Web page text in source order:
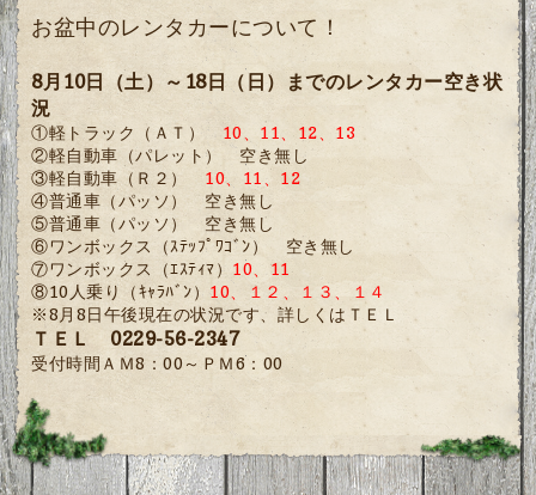
お盆中のレンタカーについて！
8月10日（土）～18日（日）までのレンタカー空き状
況
①軽トラック（ＡＴ） 10、11、12、13
②軽自動車（パレット） 空き無し
③軽自動車（Ｒ２）
10、11、12
④普通車（パッソ） 空き無し
⑤普通車（パッソ） 空き無し
⑥ワンボックス（ｽﾃｯﾌﾟﾜｺﾞﾝ） 空き無し
⑦ワンボックス（ｴｽﾃｨﾏ） 10、11
⑧10人乗り（ｷｬﾗﾊﾞﾝ） 10、１２、１３、１４
※8月8日午後現在の状況です、詳しくはＴＥＬ
ＴＥＬ 0229-56-2347
受付時間ＡＭ8：00～ＰＭ6：00